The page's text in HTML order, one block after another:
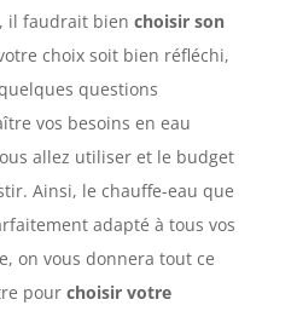
il faudrait bien choisir son
choix soit bien réfléchi,
questions
vos besoins en eau
allez utiliser et le budget
Ainsi, le chauffe-eau que
adapté à tous vos
on vous donnera tout ce
pour choisir votre